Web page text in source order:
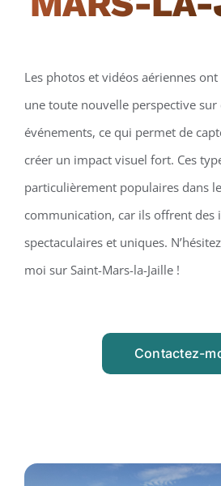
Les photos et vidéos aériennes ont
une toute nouvelle perspective sur
événements, ce qui permet de
créer un impact visuel fort. Ces
particulièrement populaires dans
communication, car ils offrent des
spectaculaires et uniques.
moi sur Saint-Mars-la-Jaille !
Contactez-